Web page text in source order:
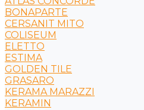
BONAPARTE
CERSANIT MITO
COLISEUM
ELETTO
ESTIMA
GOLDEN TILE
GRASARO
KERAMA MARAZZI
KERAMIN